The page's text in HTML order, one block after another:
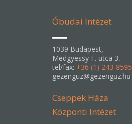
Óbudai Intézet
1039 Budapest,
Medgyessy F. utca 3.
tel/fax: +36 (1) 243-8595
gezenguz@gezenguz.hu
Cseppek Háza
Központi Intézet